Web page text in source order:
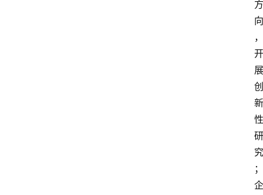
方
向
，
开
展
创
新
性
研
究
；
企